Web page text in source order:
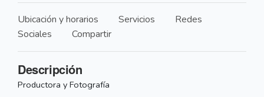
Ubicación y horarios Servicios
Redes
Sociales
Compartir
Descripción
Productora y Fotografía